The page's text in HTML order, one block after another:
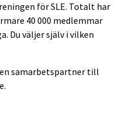
för SLE. Totalt har
40 000 medlemmar
Du väljer själv i vilken
samarbetspartner till